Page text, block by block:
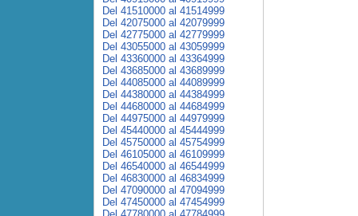
Del 41510000 al 41514999
Del 42075000 al 42079999
Del 42775000 al 42779999
Del 43055000 al 43059999
Del 43360000 al 43364999
Del 43685000 al 43689999
Del 44085000 al 44089999
Del 44380000 al 44384999
Del 44680000 al 44684999
Del 44975000 al 44979999
Del 45440000 al 45444999
Del 45750000 al 45754999
Del 46105000 al 46109999
Del 46540000 al 46544999
Del 46830000 al 46834999
Del 47090000 al 47094999
Del 47450000 al 47454999